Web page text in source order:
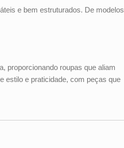
e bem estruturados. De modelos
proporcionando roupas que aliam
estilo e praticidade, com peças que